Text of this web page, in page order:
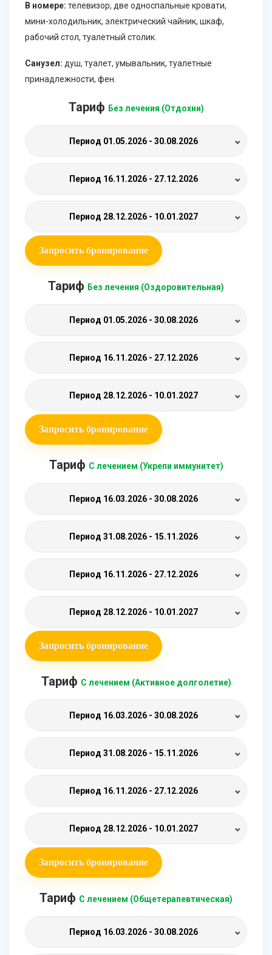
В номере: телевизор, две односпальные кровати,
мини-холодильник, электрический чайник, шкаф,
рабочий стол, туалетный столик.
Санузел: душ, туалет, умывальник, туалетные
принадлежности, фен.
Тариф Без лечения (Отдохни)
Период 01.05.2026 - 30.08.2026
Период 16.11.2026 - 27.12.2026
Период 28.12.2026 - 10.01.2027
Запросить бронирование
Тариф Без лечения (Оздоровительная)
Период 01.05.2026 - 30.08.2026
Период 16.11.2026 - 27.12.2026
Период 28.12.2026 - 10.01.2027
Запросить бронирование
Тариф С лечением (Укрепи иммунитет)
Период 16.03.2026 - 30.08.2026
Период 31.08.2026 - 15.11.2026
Период 16.11.2026 - 27.12.2026
Период 28.12.2026 - 10.01.2027
Запросить бронирование
Тариф С лечением (Активное долголетие)
Период 16.03.2026 - 30.08.2026
Период 31.08.2026 - 15.11.2026
Период 16.11.2026 - 27.12.2026
Период 28.12.2026 - 10.01.2027
Запросить бронирование
Тариф С лечением (Общетерапевтическая)
Период 16.03.2026 - 30.08.2026